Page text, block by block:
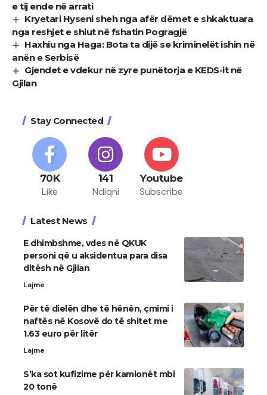
e tij ende në arrati
Kryetari Hyseni sheh nga afër dëmet e shkaktuara
nga reshjet e shiut në fshatin Pogragjë
Haxhiu nga Haga: Bota ta dijë se kriminelët ishin në
anën e Serbisë
Gjendet e vdekur në zyre punëtorja e KEDS-it në
Gjilan
Stay Connected
70K
Like
141
Ndiqni
Youtube
Subscribe
Latest News
E dhimbshme, vdes në QKUK
personi që u aksidentua para disa
ditësh në Gjilan
Lajme
Për të dielën dhe të hënën, çmimi i
naftës në Kosovë do të shitet me
1.63 euro për litër
Lajme
S’ka sot kufizime për kamionët mbi
20 tonë